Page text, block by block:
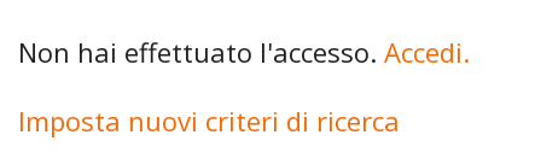
Non hai effettuato l'accesso. Accedi.
Imposta nuovi criteri di ricerca